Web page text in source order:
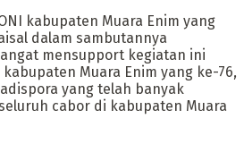
kabupaten Muara Enim yang
dalam sambutannya
mensupport kegiatan ini
Muara Enim yang ke-76,
yang telah banyak
cabor di kabupaten Muara